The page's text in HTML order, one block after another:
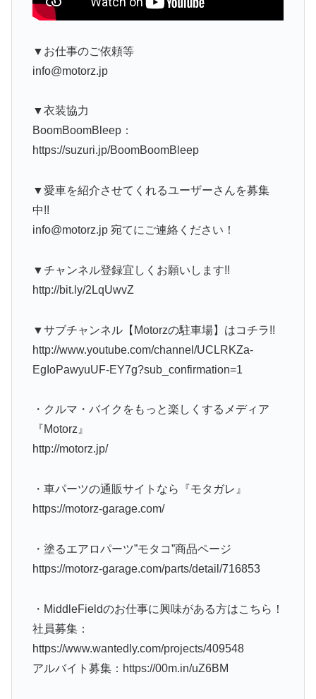
▼お仕事のご依頼等
info@motorz.jp
▼衣装協力
BoomBoomBleep：
https://suzuri.jp/BoomBoomBleep
▼愛車を紹介させてくれるユーザーさんを募集
中!!
info@motorz.jp 宛てにご連絡ください！
▼チャンネル登録宜しくお願いします!!
http://bit.ly/2LqUwvZ
▼サブチャンネル【Motorzの駐車場】はコチラ!!
http://www.youtube.com/channel/UCLRKZa-
EgIoPawyuUF-EY7g?sub_confirmation=1
・クルマ・バイクをもっと楽しくするメディア
『Motorz』
http://motorz.jp/
・車パーツの通販サイトなら『モタガレ』
https://motorz-garage.com/
・塗るエアロパーツ”モタコ”商品ページ
https://motorz-garage.com/parts/detail/716853
・MiddleFieldのお仕事に興味がある方はこちら！
社員募集：
https://www.wantedly.com/projects/409548
アルバイト募集：https://00m.in/uZ6BM